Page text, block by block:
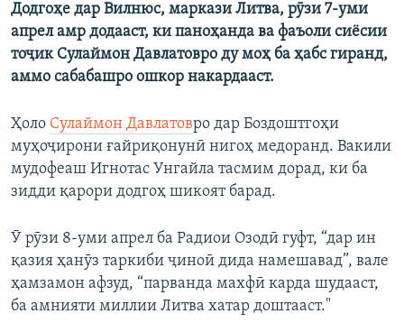
Додгоҳе дар Вилнюс, маркази Литва, рӯзи 7-уми
апрел амр додааст, ки паноҳанда ва фаъоли сиёсии
тоҷик Сулаймон Давлатовро ду моҳ ба ҳабс гиранд,
аммо сабабашро ошкор накардааст.
Ҳоло Сулаймон Давлатовро дар Боздоштгоҳи
муҳоҷирони ғайриқонунӣ нигоҳ медоранд. Вакили
мудофеаш Игнотас Унгайла тасмим дорад, ки ба
зидди қарори додгоҳ шикоят барад.
Ӯ рӯзи 8-уми апрел ба Радиои Озодӣ гуфт, “дар ин
қазия ҳанӯз таркиби ҷиноӣ дида намешавад”, вале
ҳамзамон афзуд, “парванда махфӣ карда шудааст,
ба амнияти миллии Литва хатар доштааст."